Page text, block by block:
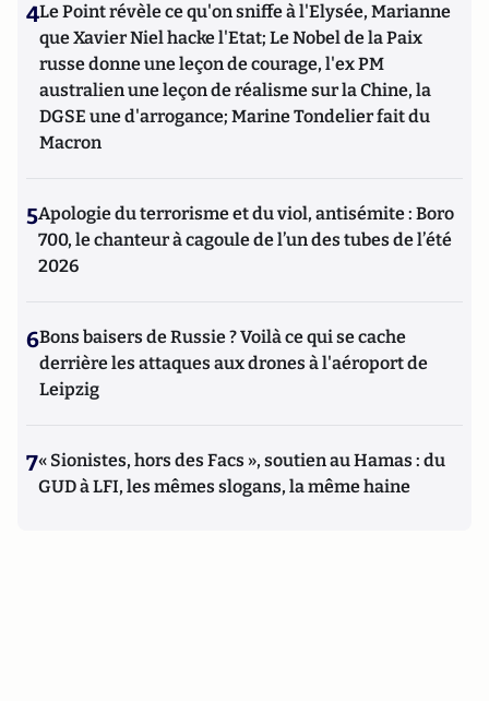
4Le Point révèle ce qu'on sniffe à l'Elysée, Marianne
que Xavier Niel hacke l'Etat; Le Nobel de la Paix
russe donne une leçon de courage, l'ex PM
australien une leçon de réalisme sur la Chine, la
DGSE une d'arrogance; Marine Tondelier fait du
Macron
5Apologie du terrorisme et du viol, antisémite : Boro
700, le chanteur à cagoule de l’un des tubes de l’été
2026
6Bons baisers de Russie ? Voilà ce qui se cache
derrière les attaques aux drones à l'aéroport de
Leipzig
7« Sionistes, hors des Facs », soutien au Hamas : du
GUD à LFI, les mêmes slogans, la même haine